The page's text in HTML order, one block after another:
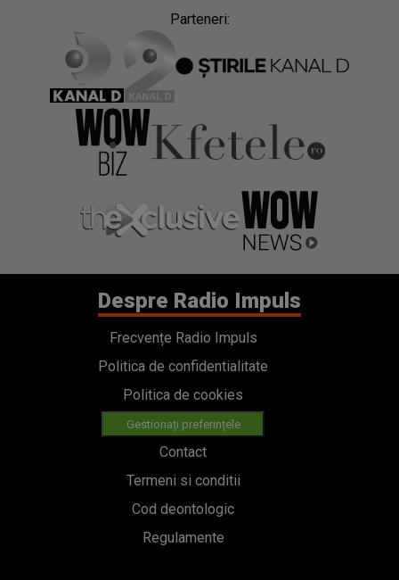
Parteneri:
Despre Radio Impuls
Frecvențe Radio Impuls
Politica de confidentialitate
Politica de cookies
Gestionați preferințele
Contact
Termeni si conditii
Cod deontologic
Regulamente